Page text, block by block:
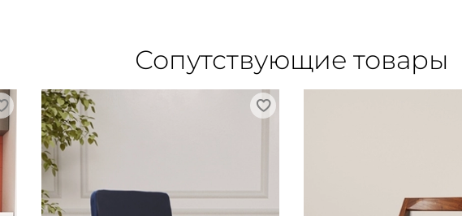
Сопутствующие товары